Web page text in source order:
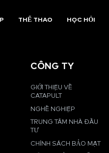
THỂ THAO HỌC HỎI
CÔNG TY
GIỚI THIỆU VỀ
CATAPULT
NGHỀ NGHIỆP
TRUNG TÂM NHÀ ĐẦU
TƯ
CHÍNH SÁCH BẢO MẬT